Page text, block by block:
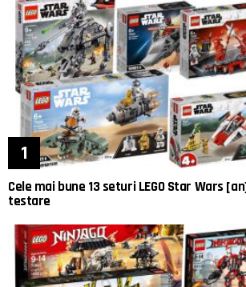
Cele mai bune 13 seturi LEGO Star Wars
testare